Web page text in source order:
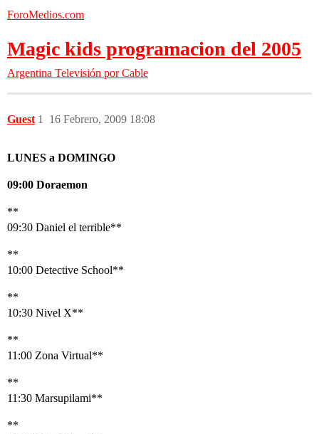
ForoMedios.com
Magic kids programacion del 2005
Argentina Televisión por Cable
Guest 16 Febrero, 2009 18:08
1
LUNES a DOMINGO
09:00 Doraemon
**
09:30 Daniel el terrible**
**
10:00 Detective School**
**
10:30 Nivel X**
**
11:00 Zona Virtual**
**
11:30 Marsupilami**
**